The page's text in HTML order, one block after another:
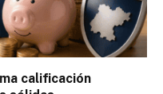
calificación